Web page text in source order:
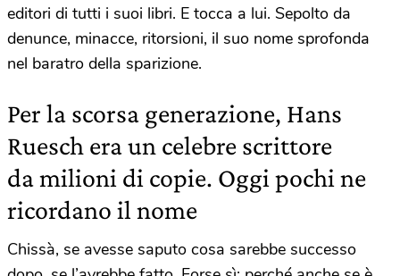
editori di tutti i suoi libri. E tocca a lui. Sepolto da
denunce, minacce, ritorsioni, il suo nome sprofonda
nel baratro della sparizione.
Per la scorsa generazione, Hans
Ruesch era un celebre scrittore
da milioni di copie. Oggi pochi ne
ricordano il nome
Chissà, se avesse saputo cosa sarebbe successo